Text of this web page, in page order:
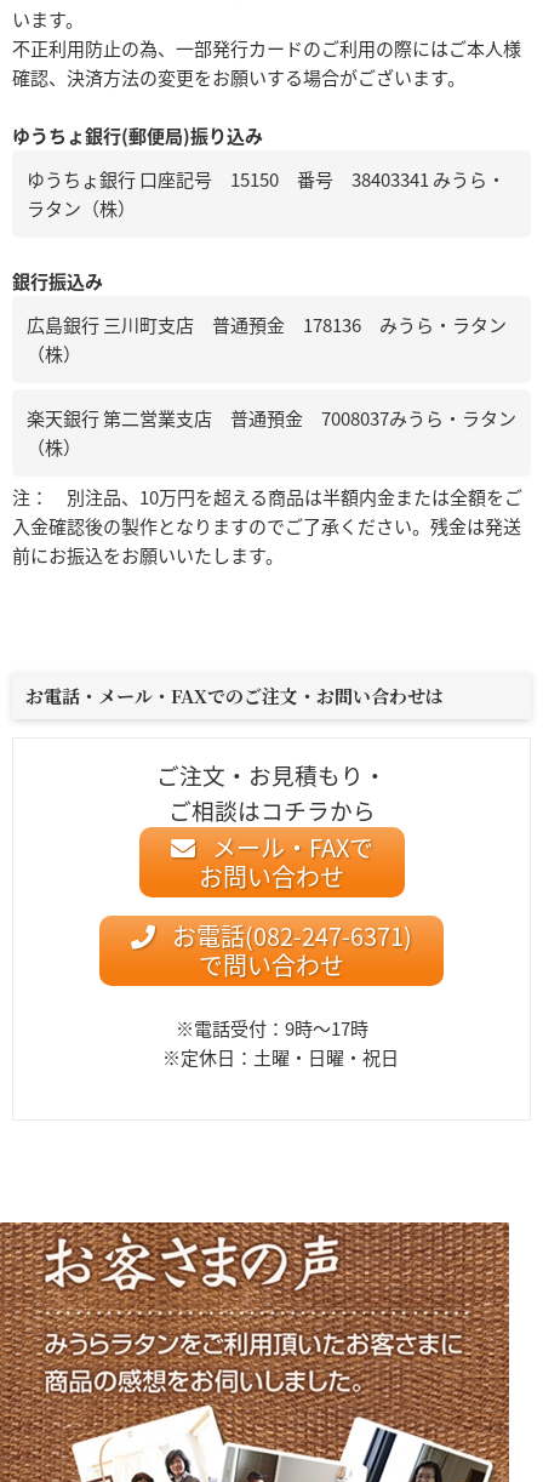
います。
不正利用防止の為、一部発行カードのご利用の際にはご本人様
確認、決済方法の変更をお願いする場合がございます。
ゆうちょ銀行(郵便局)振り込み
ゆうちょ銀行 口座記号 15150 番号 38403341 みうら・
ラタン（株）
銀行振込み
広島銀行 三川町支店 普通預金 178136 みうら・ラタン
（株）
楽天銀行 第二営業支店 普通預金 7008037みうら・ラタン
（株）
注： 別注品、10万円を超える商品は半額内金または全額をご
入金確認後の製作となりますのでご了承ください。残金は発送
前にお振込をお願いいたします。
お電話・メール・FAXでのご注文・お問い合わせは
ご注文・お見積もり・
ご相談はコチラから
メール・FAXで
お問い合わせ
お電話(082-247-6371)
で問い合わせ
※電話受付：9時〜17時
※定休日：土曜・日曜・祝日